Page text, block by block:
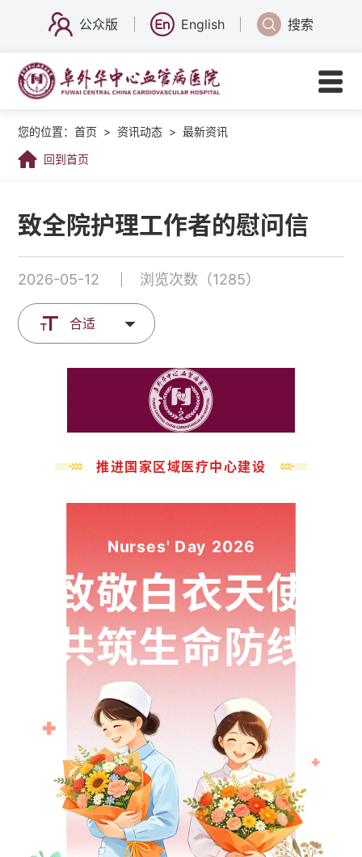
公众版 English 搜索
您的位置：首页 > 资讯动态 > 最新资讯
回到首页
致全院护理工作者的慰问信
2026-05-12 浏览次数（1285）
合适
推进国家区域医疗中心建设
Nurses' Day 2026
致敬白衣天使
共筑生命防线
庆祝第115个国
际护士节 赋能
护士守护健康